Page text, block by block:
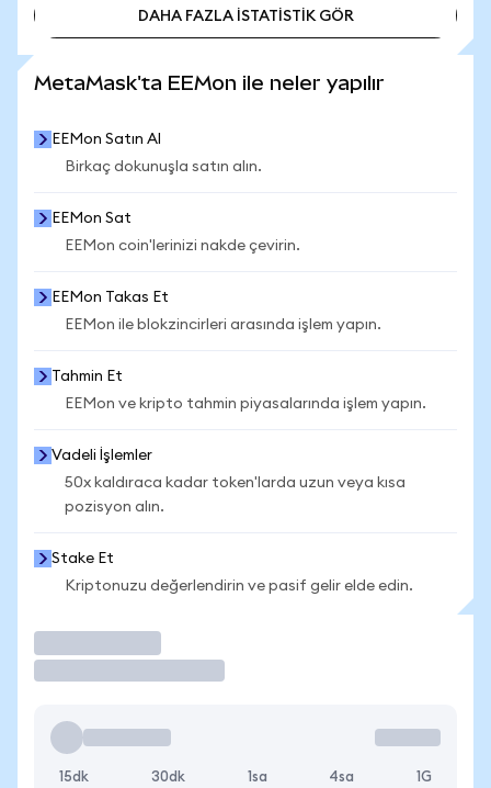
DAHA FAZLA İSTATİSTİK GÖR
MetaMask'ta EEMon ile neler yapılır
EEMon Satın Al
Birkaç dokunuşla satın alın.
EEMon Sat
EEMon coin'lerinizi nakde çevirin.
EEMon Takas Et
EEMon ile blokzincirleri arasında işlem yapın.
Tahmin Et
EEMon ve kripto tahmin piyasalarında işlem yapın.
Vadeli İşlemler
50x kaldıraca kadar token'larda uzun veya kısa
pozisyon alın.
Stake Et
Kriptonuzu değerlendirin ve pasif gelir elde edin.
15dk 30dk 1sa 4sa 1G